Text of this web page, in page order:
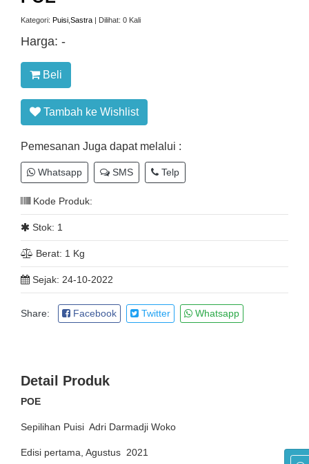
Kategori:Puisi ,Sastra | Dilihat: 0 Kali
Harga:-
Beli
Tambah ke Wishlist
Pemesanan Juga dapat melalui :
Whatsapp SMS Telp
Kode Produk:
Stok: 1
Berat: 1 Kg
Sejak: 24-10-2022
Share: Facebook Twitter Whatsapp
Detail Produk
POE
Sepilihan Puisi Adri Darmadji Woko
Edisi pertama, Agustus 2021